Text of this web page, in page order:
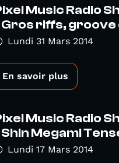
Music Radio
Gros riffs, groove
Lundi 31 Mars 2014
En savoir plus
Music Radio
Megami
Lundi 17 Mars 2014